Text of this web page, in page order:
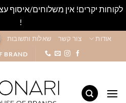
!
content
אודות צור קשר שאלות ותשובות
BRAND